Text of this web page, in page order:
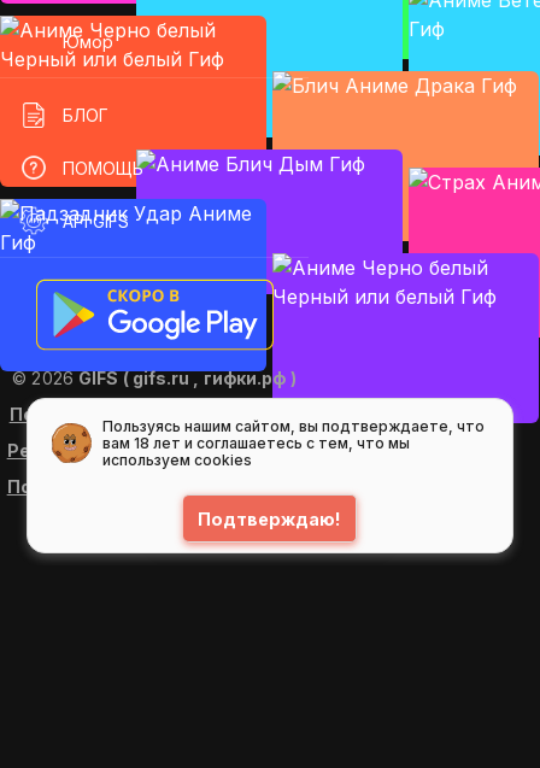
Юмор
БЛОГ
ПОМОЩЬ
API GIFS
© 2026GIFS ( gifs.ru , гифки.рф )
Пользовательское соглашение
Рекомендательные технологии
Политика конфиденциальности
Пользуясь нашим сайтом, вы подтверждаете, что
вам 18 лет и соглашаетесь с тем, что мы
используем cookies
Подтверждаю!